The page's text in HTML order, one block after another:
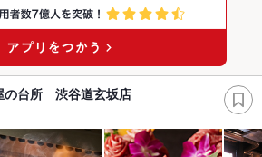
台所 渋谷道玄坂店